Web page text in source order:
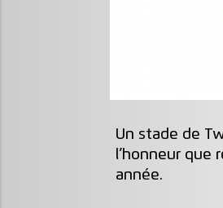
Un stade de
l’honneur que
année.